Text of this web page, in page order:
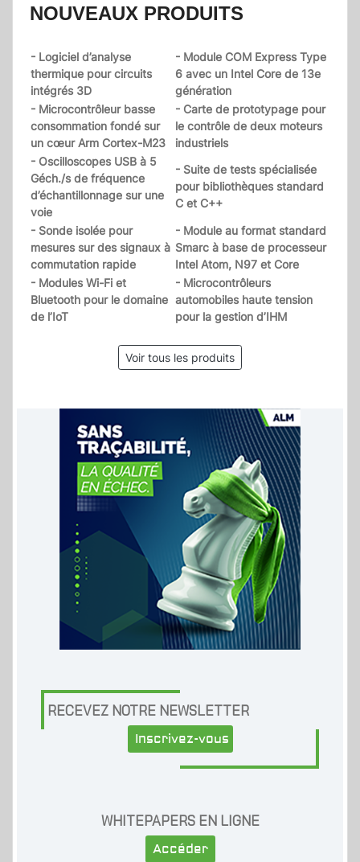
NOUVEAUX PRODUITS
- Logiciel d’analyse
thermique pour circuits
intégrés 3D
- Module COM Express Type
6 avec un Intel Core de 13e
génération
- Microcontrôleur basse
consommation fondé sur
un cœur Arm Cortex-M23
- Carte de prototypage pour
le contrôle de deux moteurs
industriels
- Oscilloscopes USB à 5
Géch./s de fréquence
d’échantillonnage sur une
voie
- Suite de tests spécialisée
pour bibliothèques standard
C et C++
- Sonde isolée pour
mesures sur des signaux à
commutation rapide
- Module au format standard
Smarc à base de processeur
Intel Atom, N97 et Core
- Modules Wi-Fi et
Bluetooth pour le domaine
de l’IoT
- Microcontrôleurs
automobiles haute tension
pour la gestion d’IHM
Voir tous les produits
RECEVEZ NOTRE NEWSLETTER
Inscrivez-vous
WHITEPAPERS EN LIGNE
Accéder